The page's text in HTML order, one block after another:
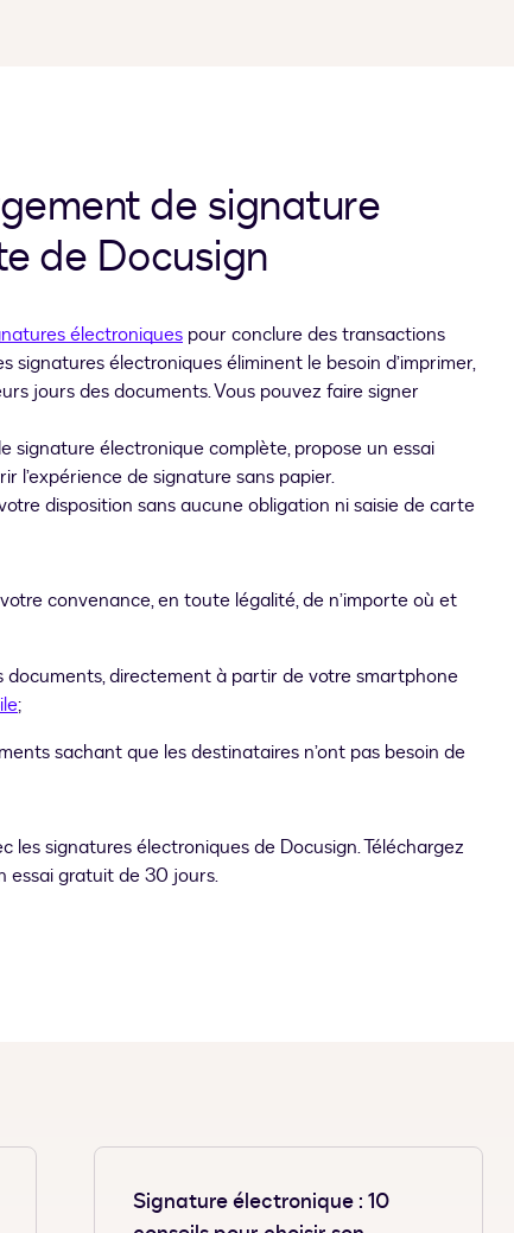
de signature
de Docusign
électroniques pour conclure des transactions
signatures électroniques éliminent le besoin d’imprimer,
jours des documents. Vous pouvez faire signer
signature électronique complète, propose un essai
l’expérience de signature sans papier.
disposition sans aucune obligation ni saisie de carte
convenance, en toute légalité, de n’importe où et
documents, directement à partir de votre smartphone
;
sachant que les destinataires n’ont pas besoin de
les signatures électroniques de Docusign. Téléchargez
essai gratuit de 30 jours.
Signature électronique : 10